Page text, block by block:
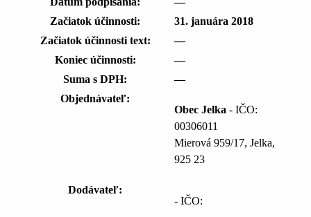
Začiatok účinnosti:
31. januára 2018
Začiatok účinnosti text:
—
Koniec účinnosti:
—
Suma s DPH:
—
Objednávateľ:
Obec Jelka - IČO:
00306011
Mierová 959/17, Jelka,
925 23
Dodávateľ:
- IČO: